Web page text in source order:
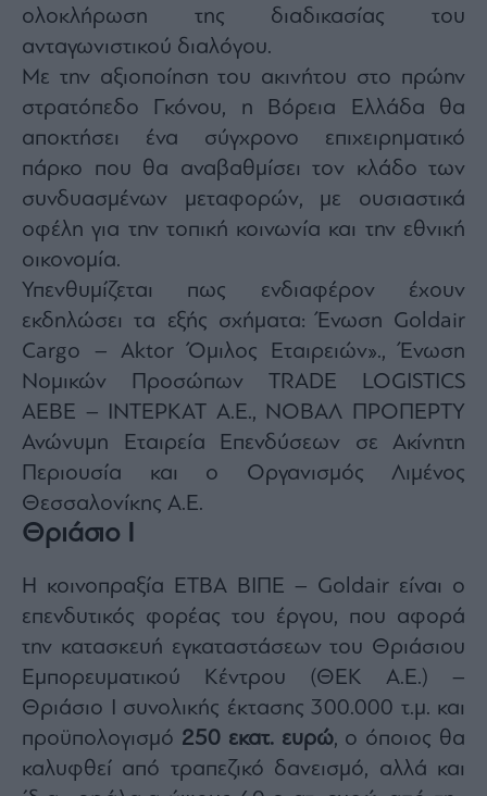
ολοκλήρωση της διαδικασίας του
ανταγωνιστικού διαλόγου.
Με την αξιοποίηση του ακινήτου στο πρώην
στρατόπεδο Γκόνου, η Βόρεια Ελλάδα θα
αποκτήσει ένα σύγχρονο επιχειρηματικό
πάρκο που θα αναβαθμίσει τον κλάδο των
συνδυασμένων μεταφορών, με ουσιαστικά
οφέλη για την τοπική κοινωνία και την εθνική
οικονομία.
Υπενθυμίζεται πως ενδιαφέρον έχουν
εκδηλώσει τα εξής σχήματα: Ένωση Goldair
Cargo – Aktor Όμιλος Εταιρειών»., Ένωση
Νομικών Προσώπων TRADE LOGISTICS
AEBE – ΙΝΤΕΡΚΑΤ Α.Ε., ΝΟΒΑΛ ΠΡΟΠΕΡΤΥ
Ανώνυμη Εταιρεία Επενδύσεων σε Ακίνητη
Περιουσία και ο Οργανισμός Λιμένος
Θεσσαλονίκης Α.Ε.
Θριάσιο I
Η κοινοπραξία ΕΤΒΑ ΒΙΠΕ – Goldair είναι ο
επενδυτικός φορέας του έργου, που αφορά
την κατασκευή εγκαταστάσεων του Θριάσιου
Εμπορευματικού Κέντρου (ΘΕΚ Α.Ε.) –
Θριάσιο Ι συνολικής έκτασης 300.000 τ.μ. και
προϋπολογισμό 250 εκατ. ευρώ, ο όποιος θα
καλυφθεί από τραπεζικό δανεισμό, αλλά και